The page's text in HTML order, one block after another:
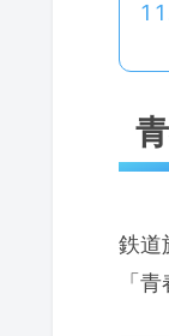
鉄道
「